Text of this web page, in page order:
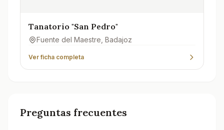
Tanatorio "San Pedro"
Fuente del Maestre , Badajoz
Ver ficha completa
Preguntas frecuentes